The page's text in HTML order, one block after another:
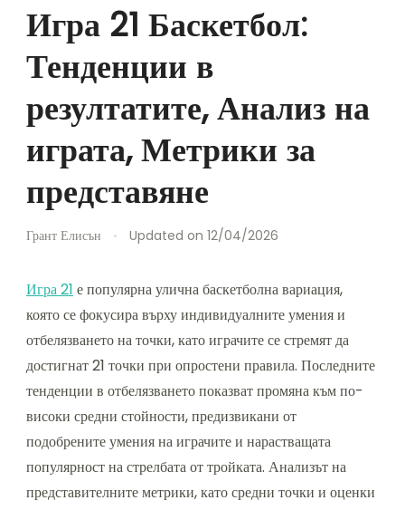
Игра 21 Баскетбол:
Тенденции в
резултатите, Анализ на
играта, Метрики за
представяне
Грант Елисън Updated on 12/04/2026
Игра 21 е популярна улична баскетболна вариация,
която се фокусира върху индивидуалните умения и
отбелязването на точки, като играчите се стремят да
достигнат 21 точки при опростени правила. Последните
тенденции в отбелязването показват промяна към по-
високи средни стойности, предизвикани от
подобрените умения на играчите и нарастващата
популярност на стрелбата от тройката. Анализът на
представителните метрики, като средни точки и оценки